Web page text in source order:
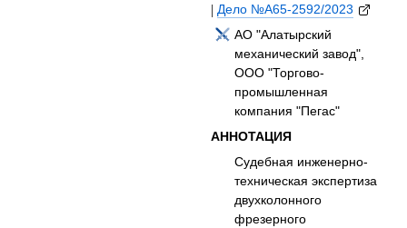
|Дело №А65-2592/2023
АО "Алатырский
механический завод",
ООО "Торгово-
промышленная
компания "Пегас"
АННОТАЦИЯ
Судебная инженерно-
техническая экспертиза
двухколонного
фрезерного